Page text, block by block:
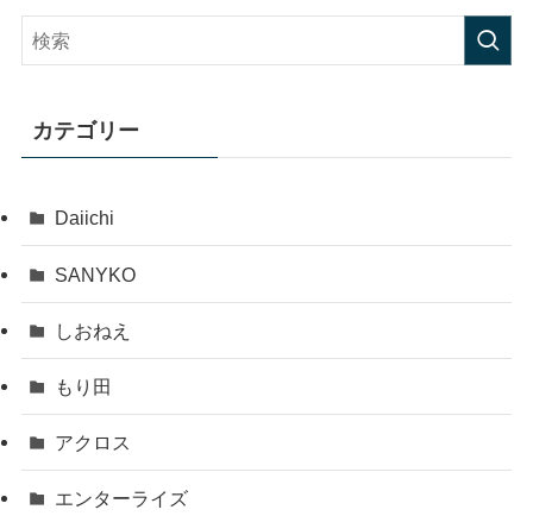
カテゴリー
Daiichi
SANYKO
しおねえ
もり田
アクロス
エンターライズ